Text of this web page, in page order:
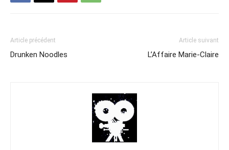
Article précédent
Drunken Noodles
Article suivant
L’Affaire Marie-Claire